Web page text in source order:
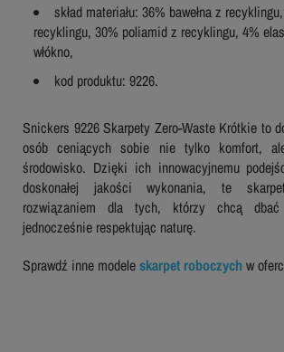
skład materiału: 36% bawełna z
recyklingu, 30% poliamid z recyklingu, 4%
włókno,
kod produktu: 9226.
Snickers 9226 Skarpety Zero-Waste Krótkie to
osób ceniących sobie nie tylko komfort,
środowisko. Dzięki ich innowacyjnemu
doskonałej jakości wykonania, te
rozwiązaniem dla tych, którzy chcą
jednocześnie respektując naturę.
Sprawdź inne modeleskarpet roboczych w